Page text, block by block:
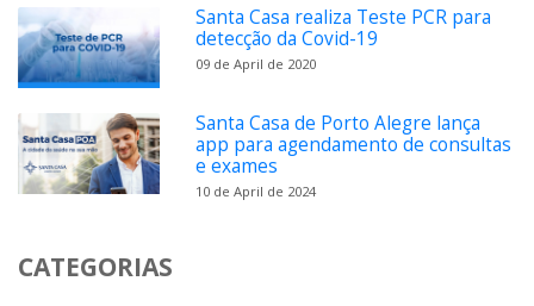
Santa Casa realiza Teste PCR para
detecção da Covid-19
09 de April de 2020
Santa Casa de Porto Alegre lança
app para agendamento de consultas
e exames
10 de April de 2024
CATEGORIAS